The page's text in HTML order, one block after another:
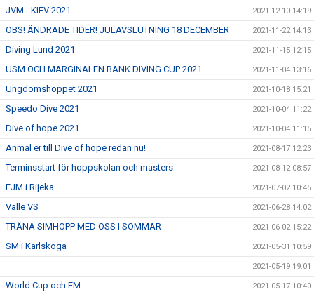
JVM - KIEV 2021 2021-12-10 14:19
OBS! ÄNDRADE TIDER! JULAVSLUTNING 18 DECEMBER 2021-11-22 14:13
Diving Lund 2021 2021-11-15 12:15
USM OCH MARGINALEN BANK DIVING CUP 2021 2021-11-04 13:16
Ungdomshoppet 2021 2021-10-18 15:21
Speedo Dive 2021 2021-10-04 11:22
Dive of hope 2021 2021-10-04 11:15
Anmäl er till Dive of hope redan nu! 2021-08-17 12:23
Terminsstart för hoppskolan och masters 2021-08-12 08:57
EJM i Rijeka 2021-07-02 10:45
Valle VS 2021-06-28 14:02
TRÄNA SIMHOPP MED OSS I SOMMAR 2021-06-02 15:22
SM i Karlskoga 2021-05-31 10:59
2021-05-19 19:01
World Cup och EM 2021-05-17 10:40